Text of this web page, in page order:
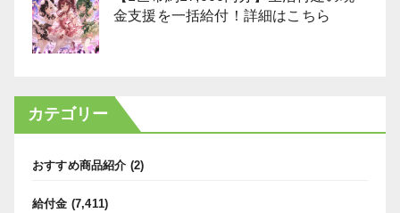
金支援を一括給付！詳細はこちら
カテゴリー
おすすめ商品紹介 (2)
給付金 (7,411)